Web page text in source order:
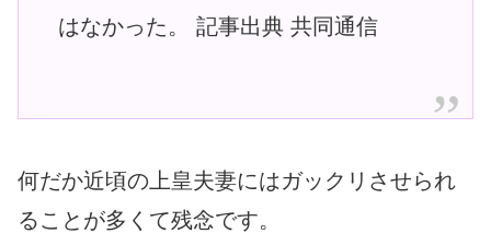
はなかった。 記事出典 共同通信
何だか近頃の上皇夫妻にはガックリさせられ
ることが多くて残念です。